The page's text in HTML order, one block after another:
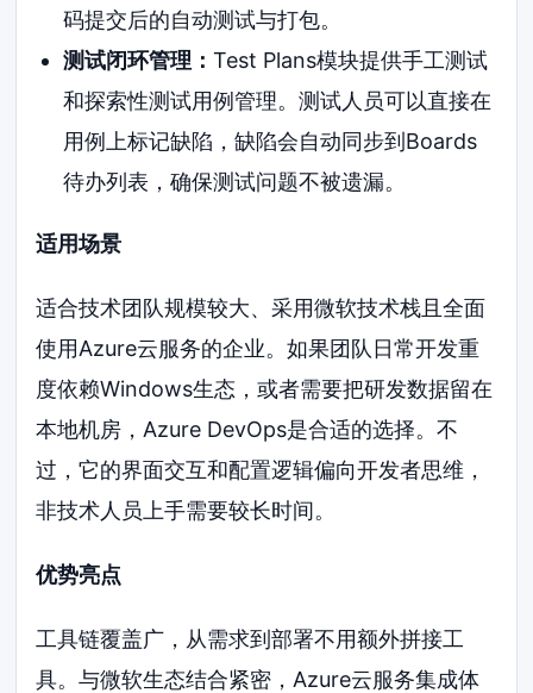
码提交后的自动测试与打包。
测试闭环管理： Test Plans模块提供手工测试
和探索性测试用例管理。测试人员可以直接在
用例上标记缺陷，缺陷会自动同步到Boards
待办列表，确保测试问题不被遗漏。
适用场景
适合技术团队规模较大、采用微软技术栈且全面
使用Azure云服务的企业。如果团队日常开发重
度依赖Windows生态，或者需要把研发数据留在
本地机房，Azure DevOps是合适的选择。不
过，它的界面交互和配置逻辑偏向开发者思维，
非技术人员上手需要较长时间。
优势亮点
工具链覆盖广，从需求到部署不用额外拼接工
具。与微软生态结合紧密，Azure云服务集成体